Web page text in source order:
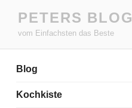
Inhalt
springen
PETERS BLOG
vom Einfachsten das Beste
Blog
Kochkiste